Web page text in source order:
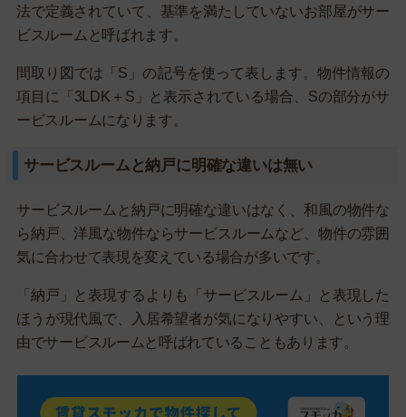
法で定義されていて、基準を満たしていないお部屋がサー
ビスルームと呼ばれます。
間取り図では「S」の記号を使って表します。物件情報の
項目に「3LDK＋S」と表示されている場合、Sの部分がサ
ービスルームになります。
サービスルームと納戸に明確な違いは無い
サービスルームと納戸に明確な違いはなく、和風の物件な
ら納戸、洋風な物件ならサービスルームなど、物件の雰囲
気に合わせて表現を変えている場合が多いです。
「納戸」と表現するよりも「サービスルーム」と表現した
ほうが現代風で、入居希望者が気になりやすい、という理
由でサービスルームと呼ばれていることもあります。